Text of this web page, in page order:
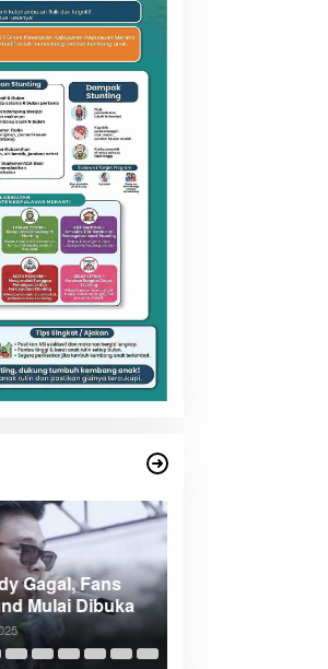
Gagal, Fans
Mulai Dibuka